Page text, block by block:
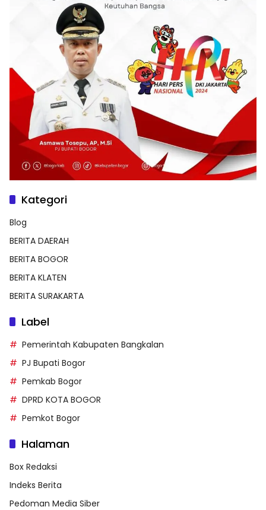
Kategori
Blog
BERITA DAERAH
BERITA BOGOR
BERITA KLATEN
BERITA SURAKARTA
Label
Pemerintah Kabupaten Bangkalan
PJ Bupati Bogor
Pemkab Bogor
DPRD KOTA BOGOR
Pemkot Bogor
Halaman
Box Redaksi
Indeks Berita
Pedoman Media Siber